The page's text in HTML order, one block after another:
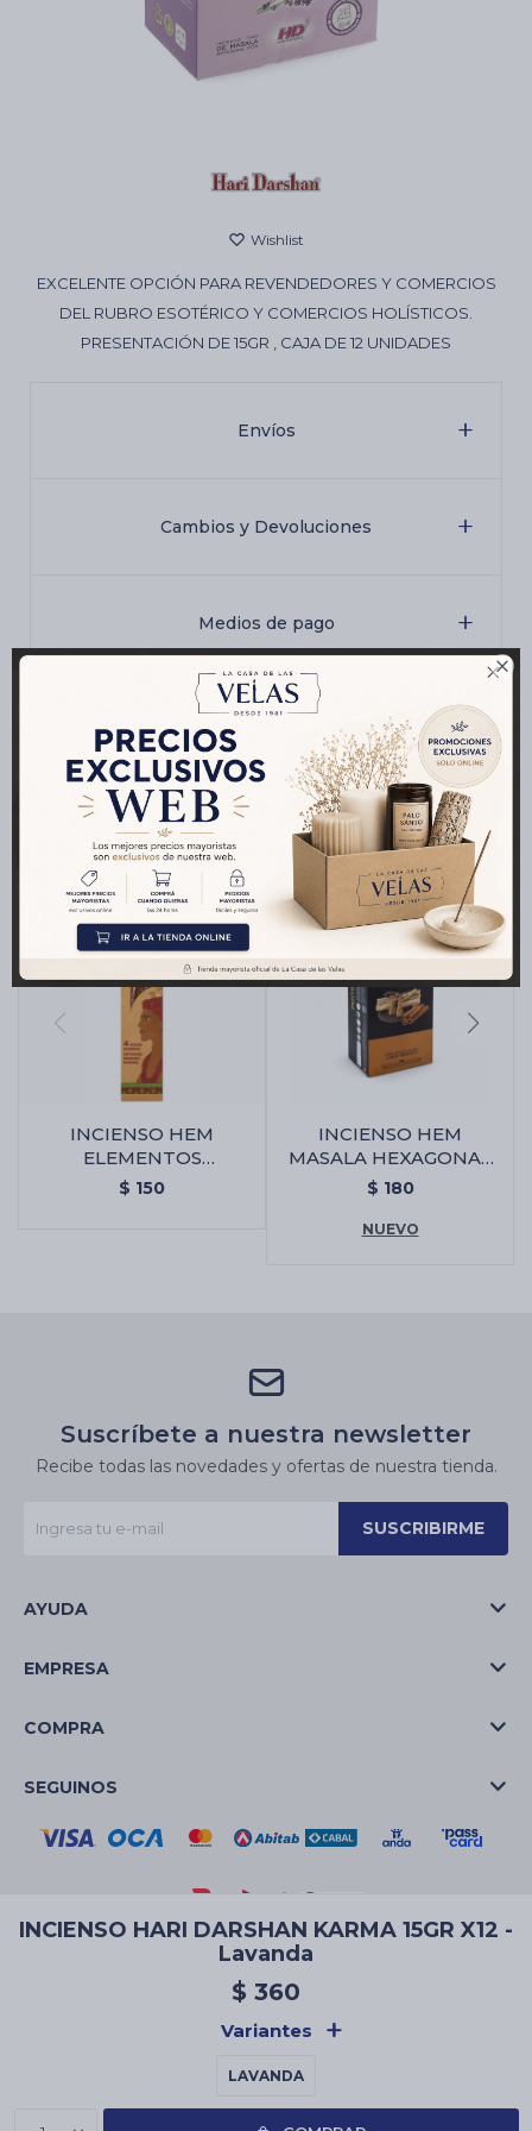

INCIENSO HARI DARSHAN KARMA 15GR X12 -
Lavanda
$ 360
Variantes
LAVANDA
EXCELENTE OPCIÓN PARA REVENDEDORES Y COMERCIOS
DEL RUBRO ESOTÉRICO Y COMERCIOS HOLÍSTICOS.
PRESENTACIÓN DE 15GR , CAJA DE 12 UNIDADES
Envíos
Cambios y Devoluciones
Medios de pago
Productos que te pueden interesar
INCIENSO HEM
ELEMENTOS
SAGRADOS JUMBO -
$ 150
INCIENSO HEM
MASALA HEXAGONAL
X6 - Palo Santo/canela
$ 180
NUEVO
Suscríbete a nuestra newsletter
Recibe todas las novedades y ofertas de nuestra tienda.
SUSCRIBIRME
AYUDA
EMPRESA
COMPRA
SEGUINOS
© Copyright 2026 / La Casa de las Velas
Cartas de Tarot
Aromatizantes de ambientes